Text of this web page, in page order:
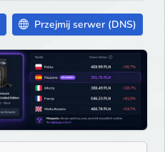
Przejmij serwer (DNS)